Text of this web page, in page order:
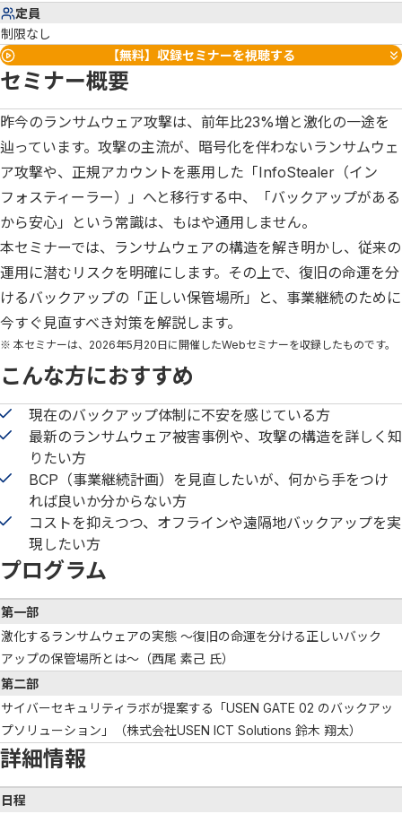
定員
制限なし
【無料】収録セミナーを視聴する
セミナー概要
昨今のランサムウェア攻撃は、前年比23%増と激化の一途を
辿っています。攻撃の主流が、暗号化を伴わないランサムウェ
ア攻撃や、正規アカウントを悪用した「InfoStealer（イン
フォスティーラー）」へと移行する中、「バックアップがある
から安心」という常識は、もはや通用しません。
本セミナーでは、ランサムウェアの構造を解き明かし、従来の
運用に潜むリスクを明確にします。その上で、復旧の命運を分
けるバックアップの「正しい保管場所」と、事業継続のために
今すぐ見直すべき対策を解説します。
※ 本セミナーは、2026年5月20日に開催したWebセミナーを収録したものです。
こんな方におすすめ
現在のバックアップ体制に不安を感じている方
最新のランサムウェア被害事例や、攻撃の構造を詳しく知
りたい方
BCP（事業継続計画）を見直したいが、何から手をつけ
れば良いか分からない方
コストを抑えつつ、オフラインや遠隔地バックアップを実
現したい方
プログラム
第一部
激化するランサムウェアの実態 ～復旧の命運を分ける正しいバック
アップの保管場所とは～（西尾 素己 氏）
第二部
サイバーセキュリティラボが提案する「USEN GATE 02 のバックアッ
プソリューション」（株式会社USEN ICT Solutions 鈴木 翔太）
詳細情報
日程